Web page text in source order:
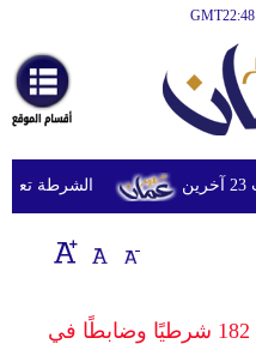
أخبارعاجلة
رياضة
ثقافة
إقتصاد
وموسيقى
الشرطة تعتقل
حركة تنقلات وإبعاد تشمل 182 شرطيًا وضابطًا في